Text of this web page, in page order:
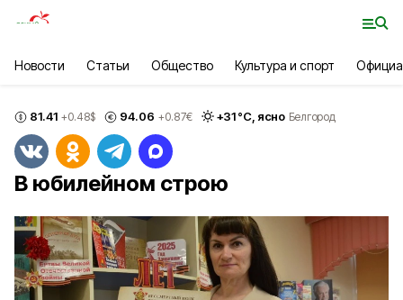
Новости Статьи Общество Культура и спорт
81.41 +0.48$ 94.06 +0.87€ +31°С, ясно Белгород
В юбилейном строю